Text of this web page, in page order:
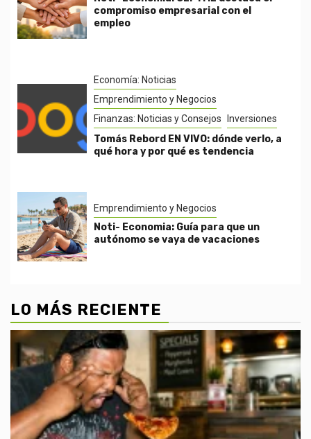
compromiso empresarial con el
empleo
Economía: Noticias
Emprendimiento y Negocios
Finanzas: Noticias y Consejos
Inversiones
Tomás Rebord EN VIVO: dónde verlo, a
qué hora y por qué es tendencia
Emprendimiento y Negocios
Noti- Economia: Guía para que un
autónomo se vaya de vacaciones
LO MÁS RECIENTE